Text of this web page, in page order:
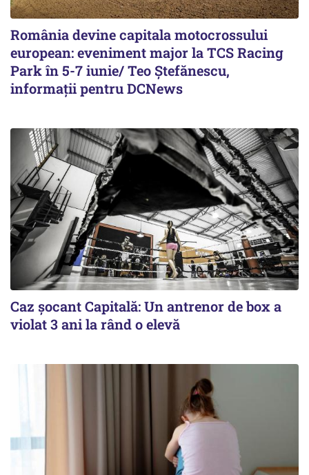
România devine capitala motocrossului
european: eveniment major la TCS Racing
Park în 5-7 iunie/ Teo Ștefănescu,
informații pentru DCNews
Caz șocant Capitală: Un antrenor de box a
violat 3 ani la rând o elevă